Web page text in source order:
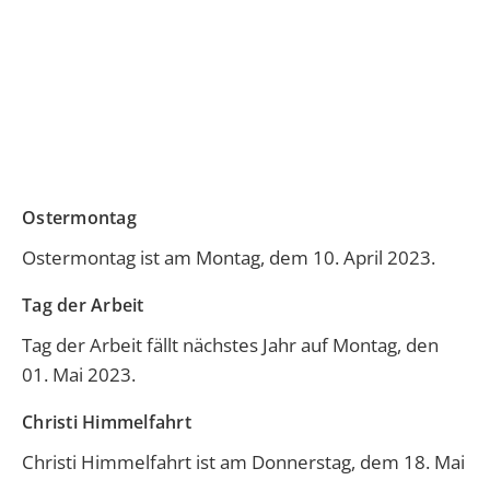
Ostermontag
Ostermontag ist am Montag, dem 10. April 2023.
Tag der Arbeit
Tag der Arbeitfällt nächstes Jahr auf Montag, den
01. Mai 2023.
Christi Himmelfahrt
Christi Himmelfahrt ist am Donnerstag, dem 18. Mai